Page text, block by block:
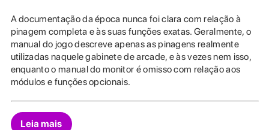
A documentação da época nunca foi clara com relação à
pinagem completa e às suas funções exatas. Geralmente, o
manual do jogo descreve apenas as pinagens realmente
utilizadas naquele gabinete de arcade, e às vezes nem isso,
enquanto o manual do monitor é omisso com relação aos
módulos e funções opcionais.
Leia mais